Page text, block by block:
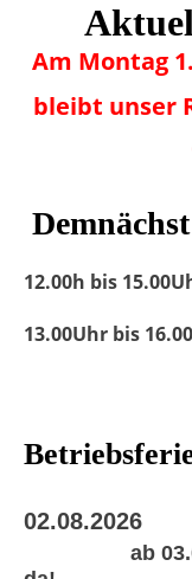
Am Montag
bleibt unser
12.00h bis
13.00Uhr bis
02.08.2026
ab